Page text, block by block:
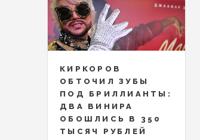
КИРКОРОВ
ОБТОЧИЛ ЗУБЫ
ПОД БРИЛЛИАНТЫ:
ДВА ВИНИРА
ОБОШЛИСЬ В 350
ТЫСЯЧ РУБЛЕЙ